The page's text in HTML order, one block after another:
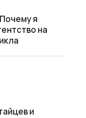
я
на
и